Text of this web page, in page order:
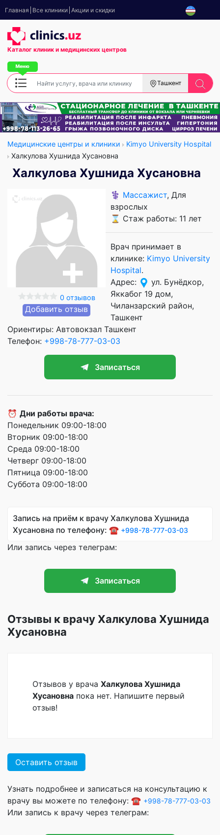
Главная Все клиники Акции и скидки
Каталог клиник и медицинских центров
Ташкент
Медицинские центры и клиники
Kimyo University Hospital
Халкулова Хушнида Хусановна
Халкулова Хушнида Хусановна
0 отзывов
Добавить отзыв
⚕️ Массажист, Для
взрослых
⌛ Стаж работы: 11 лет
Врач принимает в
клинике: Kimyo University
Hospital.
Адрес:
ул. Бунёдкор,
Яккабог 19 дом,
Чиланзарский район,
Ташкент
Ориентиры: Автовокзал Ташкент
Телефон: +998-78-777-03-03
Записаться
⏰ Дни работы врача:
Понедельник 09:00-18:00
Вторник 09:00-18:00
Среда 09:00-18:00
Четверг 09:00-18:00
Пятница 09:00-18:00
Суббота 09:00-18:00
Запись на приём к врачу Халкулова Хушнида
Хусановна по телефону: ☎️ +998-78-777-03-03
Или запись через телеграм:
Записаться
Отзывы к врачу Халкулова Хушнида
Хусановна
Отзывов у врача Халкулова Хушнида
Хусановна пока нет. Напишите первый
отзыв!
Оставить отзыв
Узнать подробнее и записаться на консультацию к
врачу вы можете по телефону: ☎️ +998-78-777-03-03
Или запись к врачу через телеграм: